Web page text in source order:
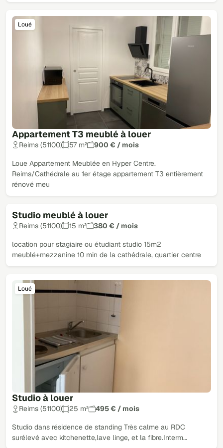
Appartement T3 meublé à louer
Loué
Reims (51100) 57 m² 900 € / mois
Loue Appartement Meublée en Hyper Centre.
Reims/Cathédrale au 1er étage appartement T3 entièrement
rénové meu
Studio meublé à louer
Loué
Reims (51100) 15 m² 380 € / mois
location pour stagiaire ou étudiant studio 15m2
meublé+mezzanine 10 min de la cathédrale, quartier centre
Studio à louer
Loué
Reims (51100) 25 m² 495 € / mois
Studio dans résidence de standing Très calme au RDC
surélevé avec kitchenette,lave linge, et la fibre.Interm…